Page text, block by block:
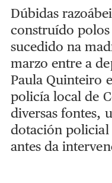
Dúbidas
construído
sucedido na
marzo entre a
Paula Quinteiro
policía local de
diversas fontes,
dotación policial
antes da